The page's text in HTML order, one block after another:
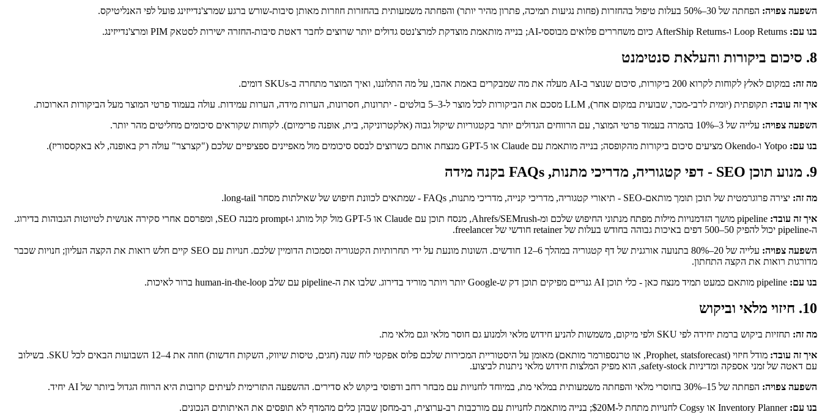
השפעה צפויה: הפחתה של 30–50% בעלות טיפול בהחזרות (פחות נגיעות תמיכה, פתרון מהיר יותר) והפחתה משמעותית בהחזרות חוזרות מאותן סיבות-שורש ברגע שמרצ'נדייזינג פועל לפי האנליטיקס.
בנו עם:
8. סיכום ביקורות והעלאת סנטימנט
מה זה: במקום לאלץ לקוחות לקרוא 200 ביקורות, סיכום שנוצר ב-AI מעלה את מה שמבקרים באמת אהבו, על מה התלוננו, ואיך המוצר מתחרה ב-SKUs דומים.
איך זה עובד: תקופתית (יומית לרבי-מכר, שבועית במקום אחר), LLM מסכם את הביקורות לכל מוצר ל-3–5 בולטים - יתרונות, חסרונות, הערות מידה, הערות עמידות. עולה בעמוד פרטי המוצר מעל הביקורות הארוכות.
השפעה צפויה: עלייה של 3–10% בהמרה בעמוד פרטי המוצר, עם הרווחים הגדולים יותר בקטגוריות שיקול גבוה (אלקטרוניקה, בית, אופנה פרימיום). לקוחות שקוראים סיכומים מחליטים מהר יותר.
בנו עם:
9. מנוע תוכן SEO - דפי קטגוריה, מדריכי מתנות, FAQs בקנה מידה
מה זה: יצירה פרוגרמטית של תוכן תומך מותאם-SEO - תיאורי קטגוריה, מדריכי קנייה, מדריכי מתנות, FAQs - שמתאים לכוונת חיפוש של שאילתות מסחר long-tail.
איך זה עובד:
pipeline מושך הזדמנויות מילות מפתח מנתוני החיפוש שלכם ומ-Ahrefs/SEMrush, מנסח תוכן עם Claude או GPT-5 מול קול מותג ו-prompt מבנה SEO, ומפרסם אחרי סקירה אנושית לטיוטות הגבוהות בדירוג.
ה-pipeline יכול להפיק 50–500 דפים באיכות גבוהה בחודש בעלות של retainer חודשי של freelancer.
השפעה צפויה:
עלייה של 20–80% בתנועה אורגנית של דף קטגוריה במהלך 6–12 חודשים. השונות מונעת על ידי תחרותיות הקטגוריה וסמכות הדומיין שלכם. חנויות עם SEO קיים חלש רואות את הקצה העליון; חנויות שכבר
מדורגות רואות את הקצה התחתון.
בנו עם:
10. חיזוי מלאי וביקוש
מה זה: תחזיות ביקוש ברמת יחידה לפי SKU ולפי מיקום, משמשות להניע חידוש מלאי ולמנוע גם חוסר מלאי וגם מלאי מת.
איך זה עובד:
מודל חיזוי (Prophet, statsforecast, או טרנספורמר מותאם) מאומן על היסטוריית המכירות שלכם פלוס אפקטי לוח שנה (חגים, טיסות שיווק, השקות חדשות) חוזה את 4–12 השבועות הבאים לכל SKU. בשילוב
עם דאטה של זמני אספקה ומדיניות safety-stock, הוא מפיק המלצות חידוש מלאי ניתנות לביצוע.
השפעה צפויה: הפחתה של 15–30% בחוסרי מלאי והפחתה משמעותית במלאי מת, במיוחד לחנויות עם מבחר רחב ודפוסי ביקוש לא סדירים. ההשפעה התזרימית לעיתים קרובות היא הרווח הגדול ביותר של AI יחיד.
בנו עם: Inventory Planner או Cogsy לחנויות מתחת ל-$20M; בנייה מותאמת לחנויות עם מורכבות רב-ערוצית, רב-מחסן שבהן כלים מהמדף לא תופסים את האיתותים הנכונים.